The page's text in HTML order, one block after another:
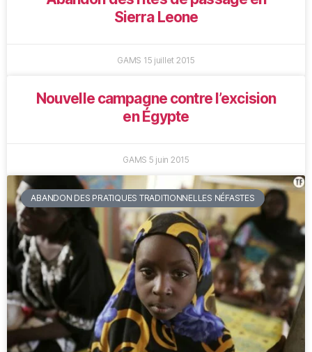
Sierra Leone
GAMS 15 juillet 2015
Nouvelle campagne contre l’excision
en Égypte
GAMS 5 juin 2015
ABANDON DES PRATIQUES TRADITIONNELLES NÉFASTES